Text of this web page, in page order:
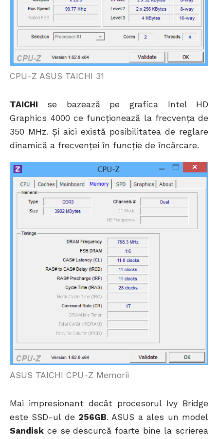
CPU-Z ASUS TAICHI 31
TAICHI se bazează pe grafica Intel HD
Graphics 4000 ce funcționează la frecvența de
350 MHz. Și aici există posibilitatea de reglare
dinamică a frecvenței în funcție de încărcare.
ASUS TAICHI CPU-Z Memorii
Mai impresionant decât procesorul Ivy Bridge
este SSD-ul de 256GB. ASUS a ales un model
Sandiskce se descurcă foarte bine la scrierea